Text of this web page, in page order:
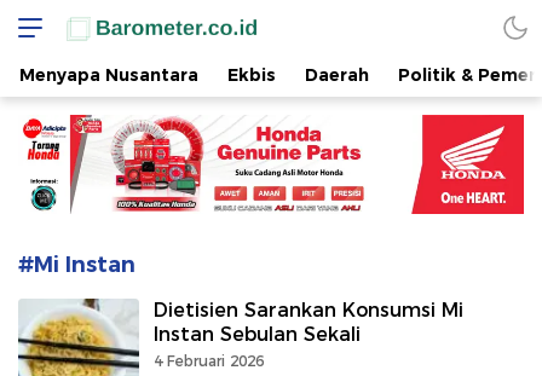
www.barometer.co.id
Berita Terkini di Sulawesi Utara
Menyapa Nusantara Ekbis Daerah Politik &
#Mi Instan
Dietisien Sarankan Konsumsi Mi
Instan Sebulan Sekali
4 Februari 2026